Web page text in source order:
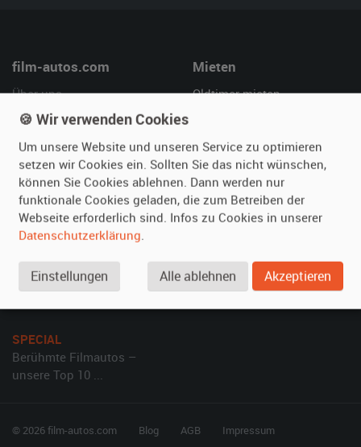
film-autos.com
Über uns
Leistungen
Referenzen
Kundenmeinungen
Mieten
Oldtimer mieten
Fragen für Mieter
Service
Vermieten
Oldtimer anmelden
Fragen für Vermieter
Hilfe
Kontakt
SPECIAL
Berühmte Filmautos –
unsere Top 10 ...
© 2026 film-autos.com Blog AGB
Impressum
🍪 Wir verwenden Cookies
Um unsere Website und unseren Service zu optimieren
setzen wir Cookies ein. Sollten Sie das nicht wünschen,
können Sie Cookies ablehnen. Dann werden nur
funktionale Cookies geladen, die zum Betreiben der
Webseite erforderlich sind. Infos zu Cookies in unserer
Datenschutzerklärung.
Einstellungen Alle ablehnen Akzeptieren